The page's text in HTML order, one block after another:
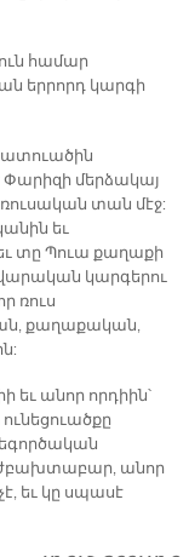
համար
երրորդ կարգի
մերձակայ
տան մէջ:
եւ
տը Պուա քաղաքի
կարգերու
ռուս
քաղաքական,
եւ անոր որդիին՝
անոր
եւ կը սպասէ